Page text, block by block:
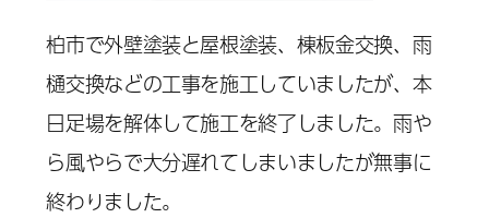
柏市で外壁塗装と屋根塗装、棟板金交換、雨
樋交換などの工事を施工していましたが、本
日足場を解体して施工を終了しました。雨や
ら風やらで大分遅れてしまいましたが無事に
終わりました。